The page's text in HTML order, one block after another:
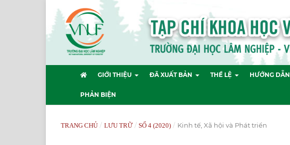
GIỚI THIỆU ĐÃ XUẤT BẢN THỂ LỆ HƯỚNG DẪN
PHẢN BIỆN
TRANG CHỦ / LƯU TRỮ / SỐ 4 (2020) / Kinh tế, Xã hội và Phát triển